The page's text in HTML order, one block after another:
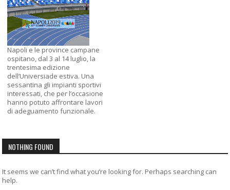
Napoli e le province campane
ospitano, dal 3 al 14 luglio, la
trentesima edizione
dell’Universiade estiva. Una
sessantina gli impianti sportivi
interessati, che per l’occasione
hanno potuto affrontare lavori
di adeguamento funzionale.
NOTHING FOUND
It seems we can’t find what you’re looking for. Perhaps searching can
help.